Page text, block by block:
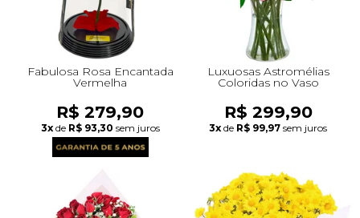
Fabulosa Rosa Encantada
Vermelha
R$ 279,90
3x de R$ 93,30 sem juros
Luxuosas Astromélias
Coloridas no Vaso
R$ 299,90
3x de R$ 99,97 sem juros